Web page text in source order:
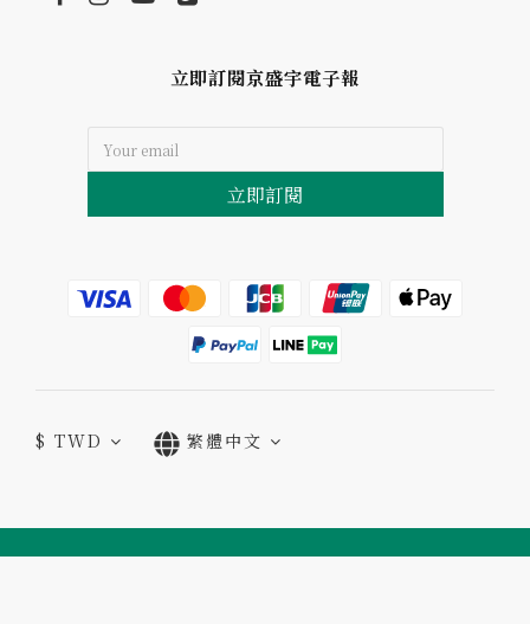
立即訂閱京盛宇電子報
立即訂閱
$ TWD 繁體中文